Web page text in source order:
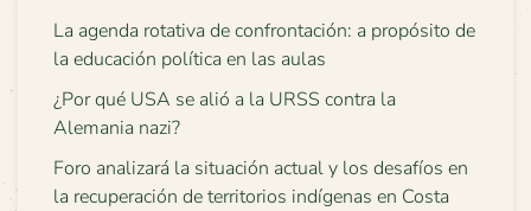
La agenda rotativa de confrontación: a propósito de
la educación política en las aulas
¿Por qué USA se alió a la URSS contra la
Alemania nazi?
Foro analizará la situación actual y los desafíos en
la recuperación de territorios indígenas en Costa